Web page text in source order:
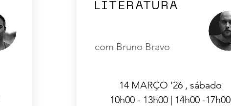
LITERATURA
com Bruno Bravo
14 MARÇO '26 , sábado
10h00 - 13h00 | 14h00 -17h00